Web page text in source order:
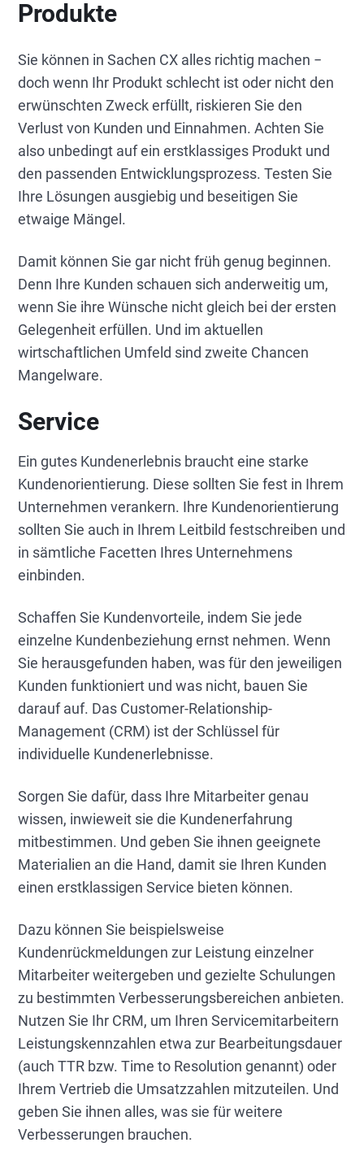
Produkte
Sie können in Sachen CX alles richtig machen −
doch wenn Ihr Produkt schlecht ist oder nicht den
erwünschten Zweck erfüllt, riskieren Sie den
Verlust von Kunden und Einnahmen. Achten Sie
also unbedingt auf ein erstklassiges Produkt und
den passenden Entwicklungsprozess. Testen Sie
Ihre Lösungen ausgiebig und beseitigen Sie
etwaige Mängel.
Damit können Sie gar nicht früh genug beginnen.
Denn Ihre Kunden schauen sich anderweitig um,
wenn Sie ihre Wünsche nicht gleich bei der ersten
Gelegenheit erfüllen. Und im aktuellen
wirtschaftlichen Umfeld sind zweite Chancen
Mangelware.
Service
Ein gutes Kundenerlebnis braucht eine starke
Kundenorientierung. Diese sollten Sie fest in Ihrem
Unternehmen verankern. Ihre Kundenorientierung
sollten Sie auch in Ihrem Leitbild festschreiben und
in sämtliche Facetten Ihres Unternehmens
einbinden.
Schaffen Sie Kundenvorteile, indem Sie jede
einzelne Kundenbeziehung ernst nehmen. Wenn
Sie herausgefunden haben, was für den jeweiligen
Kunden funktioniert und was nicht, bauen Sie
darauf auf. Das Customer-Relationship-
Management (CRM) ist der Schlüssel für
individuelle Kundenerlebnisse.
Sorgen Sie dafür, dass Ihre Mitarbeiter genau
wissen, inwieweit sie die Kundenerfahrung
mitbestimmen. Und geben Sie ihnen geeignete
Materialien an die Hand, damit sie Ihren Kunden
einen erstklassigen Service bieten können.
Dazu können Sie beispielsweise
Kundenrückmeldungen zur Leistung einzelner
Mitarbeiter weitergeben und gezielte Schulungen
zu bestimmten Verbesserungsbereichen anbieten.
Nutzen Sie Ihr CRM, um Ihren Servicemitarbeitern
Leistungskennzahlen etwa zur Bearbeitungsdauer
(auch TTR bzw. Time to Resolution genannt) oder
Ihrem Vertrieb die Umsatzzahlen mitzuteilen. Und
geben Sie ihnen alles, was sie für weitere
Verbesserungen brauchen.